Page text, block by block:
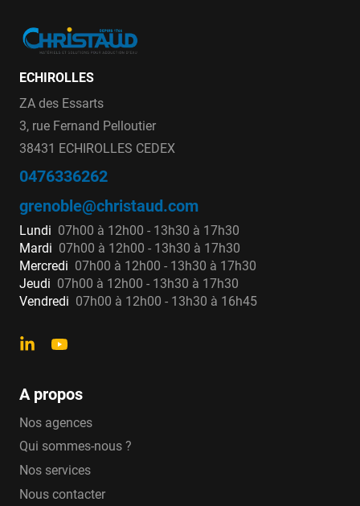
ECHIROLLES
ZA des Essarts
3, rue Fernand Pelloutier
38431 ECHIROLLES CEDEX
0476336262
grenoble@christaud.com
Lundi 07h00 à 12h00 - 13h30 à 17h30
Mardi 07h00 à 12h00 - 13h30 à 17h30
Mercredi 07h00 à 12h00 - 13h30 à 17h30
Jeudi 07h00 à 12h00 - 13h30 à 17h30
Vendredi 07h00 à 12h00 - 13h30 à 16h45
A propos
Nos agences
Qui sommes-nous ?
Nos services
Nous contacter